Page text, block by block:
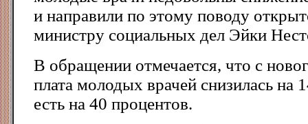
и направили по этому поводу
министру социальных дел Эйки
В обращении отмечается, что с
плата молодых врачей снизилась на
есть на 40 процентов.